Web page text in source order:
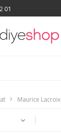
01
Maurice Lacroix